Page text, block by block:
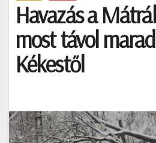
Havazás a
most távol
Kékestől